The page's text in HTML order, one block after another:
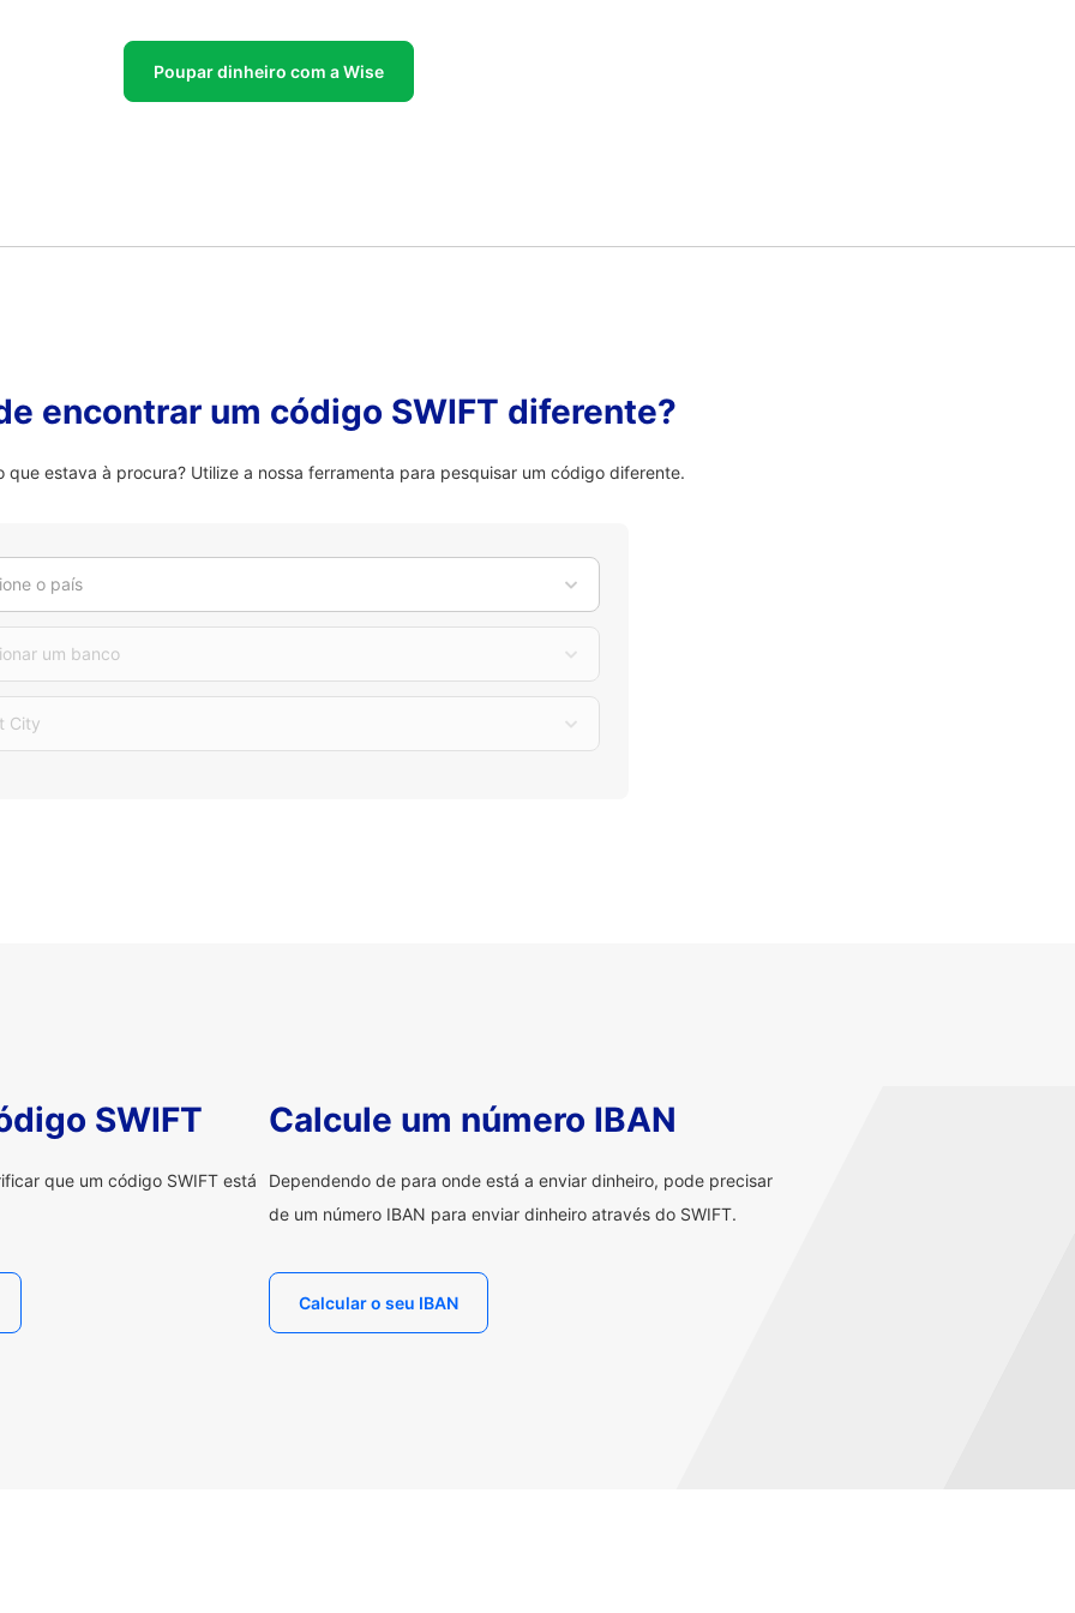
Poupar dinheiro com a Wise
encontrar um código SWIFT diferente?
que estava à procura? Utilize a nossa ferramenta para pesquisar um código diferente.
o país
um banco
City
SWIFT
que um código SWIFT está
Calcule um número IBAN
Dependendo de para onde está a enviar dinheiro, pode precisar
de um número IBAN para enviar dinheiro através do SWIFT.
Calcular o seu IBAN